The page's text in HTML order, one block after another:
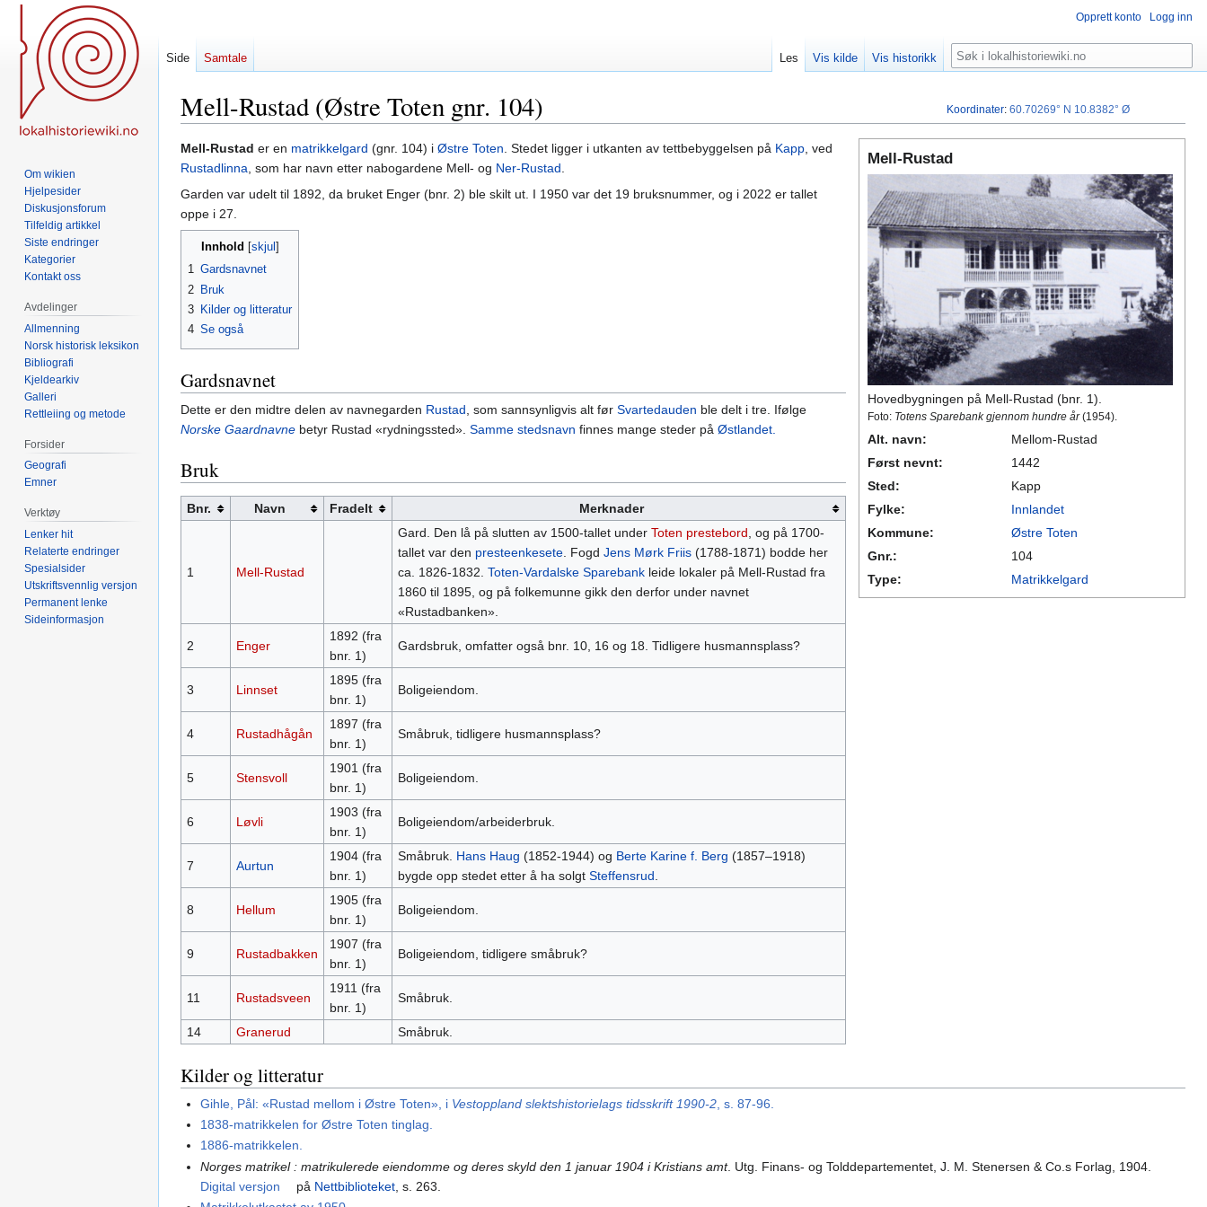
Mell-Rustad (Østre Toten gnr. 104)
Hopp
til
navigering
Hopp
til
søk
Mell-Rustad
Hovedbygningen på Mell-Rustad (bnr. 1).
Foto: Totens Sparebank gjennom hundre år(1954).
Alt. navn:
Mellom-Rustad
Først nevnt:
1442
Sted:
Kapp
Fylke:
Innlandet
Kommune:
Østre Toten
Gnr.:
104
Type:
Matrikkelgard
Mell-Rustad er en matrikkelgard (gnr. 104) i Østre Toten. Stedet ligger i utkanten av tettbebyggelsen på Kapp, ved
Rustadlinna, som har navn etter nabogardene Mell- og Ner-Rustad.
Garden var udelt til 1892, da bruket Enger (bnr. 2) ble skilt ut. I 1950 var det 19 bruksnummer, og i 2022 er tallet
oppe i 27.
Innhold
1 Gardsnavnet
2 Bruk
3 Kilder og litteratur
4 Se også
Gardsnavnet
Dette er den midtre delen av navnegarden Rustad, som sannsynligvis alt før Svartedauden ble delt i tre. Ifølge
Norske Gaardnavne betyr Rustad «rydningssted». Samme stedsnavn finnes mange steder på Østlandet.
Bruk
Bnr. Navn Fradelt Merknader
1 Mell-Rustad
Gard. Den lå på slutten av 1500-tallet under Toten prestebord, og på 1700-
tallet var den presteenkesete. Fogd Jens Mørk Friis(1788-1871) bodde her
ca. 1826-1832. Toten-Vardalske Sparebankleide lokaler på Mell-Rustad fra
1860 til 1895, og på folkemunne gikk den derfor under navnet
«Rustadbanken».
2 Enger
1892 (fra
bnr. 1)
Gardsbruk, omfatter også bnr. 10, 16 og 18. Tidligere husmannsplass?
3 Linnset
1895 (fra
bnr. 1)
Boligeiendom.
4 Rustadhågån
1897 (fra
bnr. 1)
Småbruk, tidligere husmannsplass?
5 Stensvoll
1901 (fra
bnr. 1)
Boligeiendom.
6 Løvli
1903 (fra
bnr. 1)
Boligeiendom/arbeiderbruk.
7 Aurtun
1904 (fra
bnr. 1)
Småbruk. Hans Haug (1852-1944) og Berte Karine f. Berg (1857–1918)
bygde opp stedet etter å ha solgt Steffensrud.
8 Hellum
1905 (fra
bnr. 1)
Boligeiendom.
9 Rustadbakken
1907 (fra
bnr. 1)
Boligeiendom, tidligere småbruk?
11 Rustadsveen
1911 (fra
bnr. 1)
Småbruk.
14 Granerud Småbruk.
Kilder og litteratur
Gihle, Pål: «Rustad mellom i Østre Toten», i Vestoppland slektshistorielags tidsskrift 1990-2 , s. 87-96.
1838-matrikkelen for Østre Toten tinglag.
1886-matrikkelen.
Norges matrikel : matrikulerede eiendomme og deres skyld den 1 januar 1904 i Kristians amt. Utg. Finans- og Tolddepartementet, J. M. Stenersen & Co.s Forlag, 1904.
Digital versjon
på Nettbiblioteket , s. 263.
Koordinater:60.70269° N 10.8382° Ø
Opprett konto Logg inn
Side Samtale Les Vis kilde Vis historikk Søk
Om wikien
Hjelpesider
Diskusjonsforum
Tilfeldig artikkel
Siste endringer
Kategorier
Kontakt oss
Avdelinger
Allmenning
Norsk historisk leksikon
Bibliografi
Kjeldearkiv
Galleri
Rettleiing og metode
Forsider
Geografi
Emner
Verktøy
Lenker hit
Relaterte endringer
Spesialsider
Utskriftsvennlig versjon
Permanent lenke
Sideinformasjon